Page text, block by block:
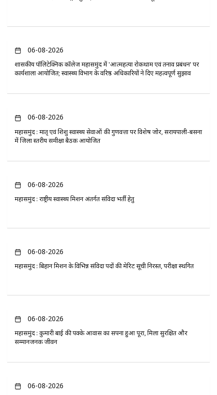
06-08-2026
​शासकीय पॉलिटेक्निक कॉलेज महासमुंद में 'आत्महत्या रोकथाम एवं तनाव प्रबंधन' पर
कार्यशाला आयोजित; स्वास्थ्य विभाग के वरिष्ठ अधिकारियों ने दिए महत्वपूर्ण सुझाव
06-08-2026
महासमुंद : मातृ एवं शिशु स्वास्थ्य सेवाओं की गुणवत्ता पर विशेष जोर, सरायपाली-बसना
में जिला स्तरीय समीक्षा बैठक आयोजित
06-08-2026
महासमुंद : राष्ट्रीय स्वास्थ्य मिशन अंतर्गत संविदा भर्ती हेतु
06-08-2026
महासमुंद : बिहान मिशन के विभिन्न संविदा पदों की मेरिट सूची निरस्त, परीक्षा स्थगित
06-08-2026
महासमुंद : कुमारी बाई की पक्के आवास का सपना हुआ पूरा, मिला सुरक्षित और
सम्मानजनक जीवन
06-08-2026